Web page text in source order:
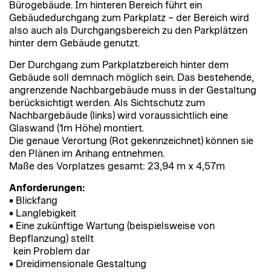
Bürogebäude. Im hinteren Bereich führt ein
Gebäudedurchgang zum Parkplatz – der Bereich wird
also auch als Durchgangsbereich zu den Parkplätzen
hinter dem Gebäude genutzt.
Der Durchgang zum Parkplatzbereich hinter dem
Gebäude soll demnach möglich sein. Das bestehende,
angrenzende Nachbargebäude muss in der Gestaltung
berücksichtigt werden. Als Sichtschutz zum
Nachbargebäude (links) wird voraussichtlich eine
Glaswand (1m Höhe) montiert.
Die genaue Verortung (Rot gekennzeichnet) können sie
den Plänen im Anhang entnehmen.
Maße des Vorplatzes gesamt: 23,94 m x 4,57m
Anforderungen:
• Blickfang
• Langlebigkeit
• Eine zukünftige Wartung (beispielsweise von
Bepflanzung) stellt
kein Problem dar
• Dreidimensionale Gestaltung